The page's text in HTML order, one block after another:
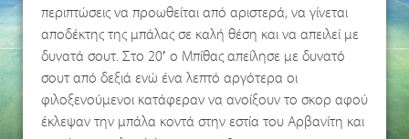
περιπτώσεις να προωθείται από αριστερά, να γίνεται
αποδέκτης της μπάλας σε καλή θέση και να απειλεί με
δυνατά σουτ. Στο 20′ ο Μπίθας απείλησε με δυνατό
σουτ από δεξιά ενώ ένα λεπτό αργότερα οι
φιλοξενούμενοι κατάφεραν να ανοίξουν το σκορ αφού
έκλεψαν την μπάλα κοντά στην εστία του Αρβανίτη και